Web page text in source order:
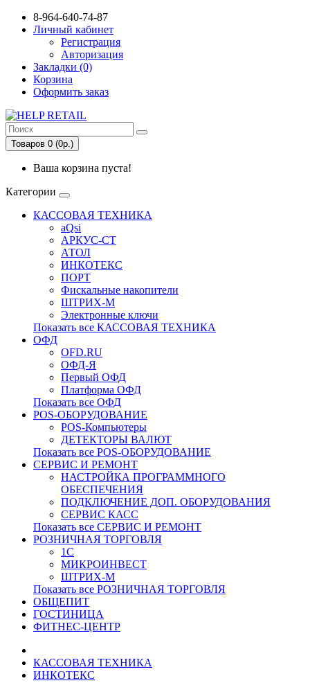
8-964-640-74-87
Личный кабинет
Регистрация
Авторизация
Закладки (0)
Корзина
Оформить заказ
Товаров 0 (0р.)
Ваша корзина пуста!
Категории
КАССОВАЯ ТЕХНИКА
aQsi
АРКУС-СТ
АТОЛ
ИНКОТЕКС
ПОРТ
Фискальные накопители
ШТРИХ-М
Электронные ключи
Показать все КАССОВАЯ ТЕХНИКА
ОФД
OFD.RU
ОФД-Я
Первый ОФД
Платформа ОФД
Показать все ОФД
POS-ОБОРУДОВАНИЕ
POS-Компьютеры
ДЕТЕКТОРЫ ВАЛЮТ
Показать все POS-ОБОРУДОВАНИЕ
СЕРВИС И РЕМОНТ
НАСТРОЙКА ПРОГРАММНОГО
ОБЕСПЕЧЕНИЯ
ПОДКЛЮЧЕНИЕ ДОП. ОБОРУДОВАНИЯ
СЕРВИС КАСС
Показать все СЕРВИС И РЕМОНТ
РОЗНИЧНАЯ ТОРГОВЛЯ
1С
МИКРОИНВЕСТ
ШТРИХ-М
Показать все РОЗНИЧНАЯ ТОРГОВЛЯ
ОБЩЕПИТ
ГОСТИНИЦА
ФИТНЕС-ЦЕНТР
КАССОВАЯ ТЕХНИКА
ИНКОТЕКС